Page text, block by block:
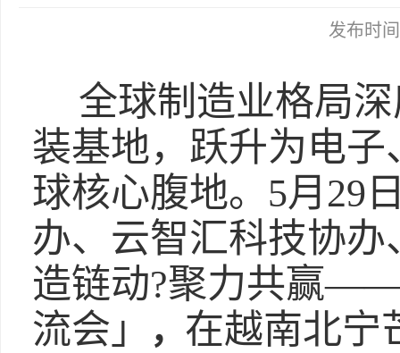
发布时
全球制造业格局
装基地，跃升为电
球核心腹地。5月29
办、云智汇科技协
造链动?聚力共赢
流会」
， 在越南北宁